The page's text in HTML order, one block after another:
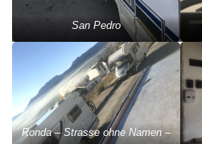
San Pedro
Ronda – Strasse ohne Namen –